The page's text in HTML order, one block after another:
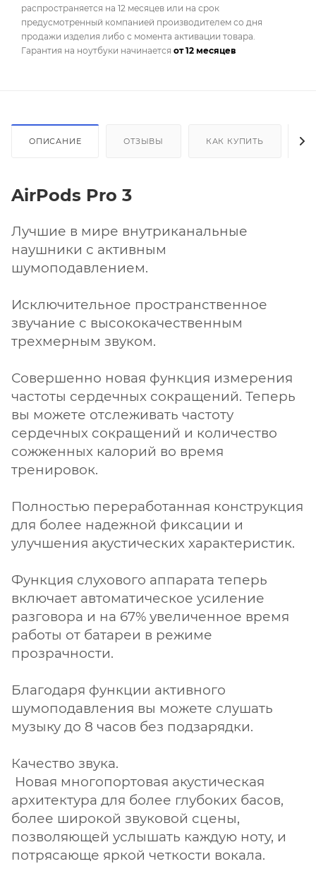
распространяется на 12 месяцев или на срок
предусмотренный компанией производителем со дня
продажи изделия либо с момента активации товара.
Гарантия на ноутбуки начинается от 12 месяцев
ОПИСАНИЕ ОТЗЫВЫ КАК КУПИТЬ
AirPods Pro 3
Лучшие в мире внутриканальные
наушники с активным
шумоподавлением.
Исключительное пространственное
звучание с высококачественным
трехмерным звуком.
Совершенно новая функция измерения
частоты сердечных сокращений. Теперь
вы можете отслеживать частоту
сердечных сокращений и количество
сожженных калорий во время
тренировок.
Полностью переработанная конструкция
для более надежной фиксации и
улучшения акустических характеристик.
Функция слухового аппарата теперь
включает автоматическое усиление
разговора и на 67% увеличенное время
работы от батареи в режиме
прозрачности.
Благодаря функции активного
шумоподавления вы можете слушать
музыку до 8 часов без подзарядки.
Качество звука.
Новая многопортовая акустическая
архитектура для более глубоких басов,
более широкой звуковой сцены,
позволяющей услышать каждую ноту, и
потрясающе яркой четкости вокала.